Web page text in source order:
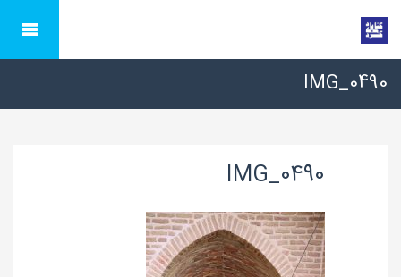
IMG_0490
IMG_0490